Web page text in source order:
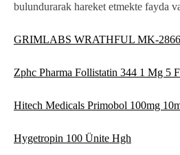
bulundurarak hareket etmekte fayda
GRIMLABS WRATHFUL MK-
Zphc Pharma Follistatin 344 1 Mg 5
Hitech Medicals Primobol 100mg
Hygetropin 100 Ünite Hgh